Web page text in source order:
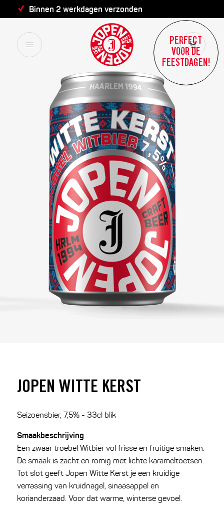
Binnen 2 werkdagen verzonden
PERFECT
VOOR DE
FEESTDAGEN!
JOPEN WITTE KERST
Seizoensbier, 7,5% - 33cl blik
Smaakbeschrijving
Een zwaar troebel Witbier vol frisse en fruitige smaken.
De smaak is zacht en romig met lichte karameltoetsen.
Tot slot geeft Jopen Witte Kerst je een kruidige
verrassing van kruidnagel, sinaasappel en
korianderzaad. Voor dat warme, winterse gevoel.